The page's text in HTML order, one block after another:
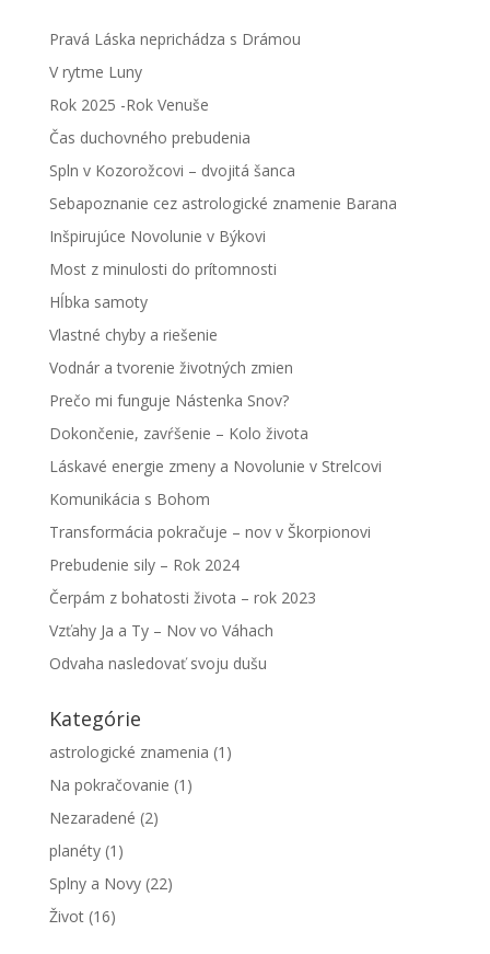
Pravá Láska neprichádza s Drámou
V rytme Luny
Rok 2025 -Rok Venuše
Čas duchovného prebudenia
Spln v Kozorožcovi – dvojitá šanca
Sebapoznanie cez astrologické znamenie Barana
Inšpirujúce Novolunie v Býkovi
Most z minulosti do prítomnosti
Hĺbka samoty
Vlastné chyby a riešenie
Vodnár a tvorenie životných zmien
Prečo mi funguje Nástenka Snov?
Dokončenie, zavŕšenie – Kolo života
Láskavé energie zmeny a Novolunie v Strelcovi
Komunikácia s Bohom
Transformácia pokračuje – nov v Škorpionovi
Prebudenie sily – Rok 2024
Čerpám z bohatosti života – rok 2023
Vzťahy Ja a Ty – Nov vo Váhach
Odvaha nasledovať svoju dušu
Kategórie
astrologické znamenia (1)
Na pokračovanie (1)
Nezaradené (2)
planéty(1)
Splny a Novy(22)
Život(16)